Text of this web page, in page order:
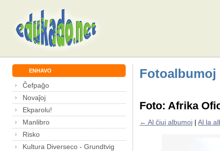
ENHAVO
Ĉefpaĝo
Novaĵoj
Ekparolu!
Manlibro
Risko
Kultura Diverseco - Grundtvig
Fotoalbumoj
Foto: Afrika
← Al ĉiuj albumoj |Al la